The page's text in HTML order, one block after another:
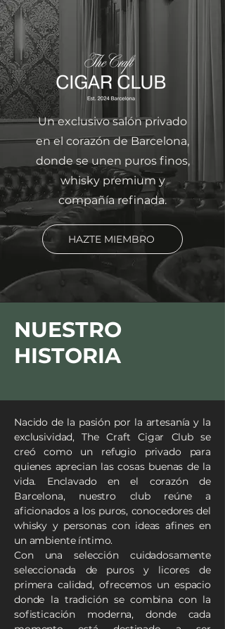
Un exclusivo salón privado
en el corazón de Barcelona,
donde se unen puros finos,
whisky premium y
compañía refinada.
HAZTE MIEMBRO
NUESTRO
HISTORIA
Nacido de la pasión por la artesanía y la
exclusividad, The Craft Cigar Club se
creó como un refugio privado para
quienes aprecian las cosas buenas de la
vida. Enclavado en el corazón de
Barcelona, nuestro club reúne a
aficionados a los puros, conocedores del
whisky y personas con ideas afines en
un ambiente íntimo.
Con una selección cuidadosamente
seleccionada de puros y licores de
primera calidad, ofrecemos un espacio
donde la tradición se combina con la
sofisticación moderna, donde cada